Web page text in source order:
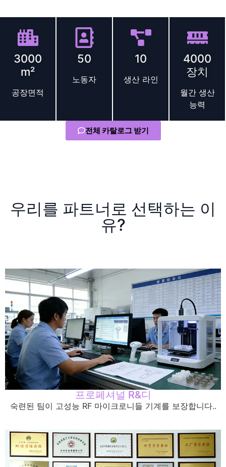
3000
m²
공장면적
50
노동자
10
생산 라인
4000
장치
월간 생산
능력
전체 카탈로그 받기
우리를 파트너로 선택하는 이
유?
프로페셔널 R&디
숙련된 팀이 고성능 RF 마이크로니들 기계를 보장합니다..